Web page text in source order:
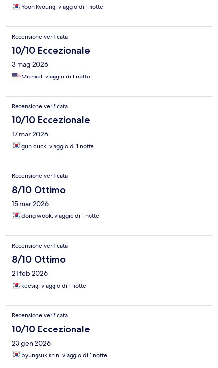
Yoon Kyoung, viaggio di 1 notte
Recensione verificata
10/10 Eccezionale
3 mag 2026
Michael, viaggio di 1 notte
Recensione verificata
10/10 Eccezionale
17 mar 2026
gun duck, viaggio di 1 notte
Recensione verificata
8/10 Ottimo
15 mar 2026
dong wook, viaggio di 1 notte
Recensione verificata
8/10 Ottimo
21 feb 2026
keesig, viaggio di 1 notte
Recensione verificata
10/10 Eccezionale
23 gen 2026
byungsuk.shin, viaggio di 1 notte